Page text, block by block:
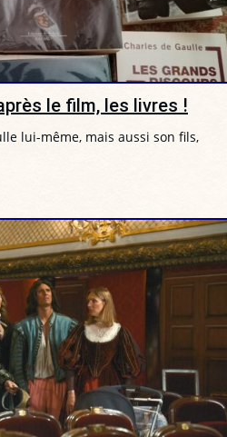
le film, les livres !
lui-même, mais aussi son fils,